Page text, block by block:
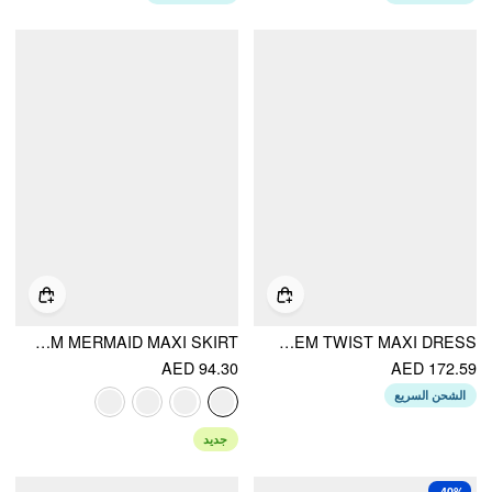
MESH V-NECK FLORAL ASYMMETRICAL HEM TWIST MAXI DRESS
AED 172.59
الشحن السريع
MESH MID RISE FLORAL BOWKNOT LETTUCE TRIM MERMAID MAXI SKIRT
AED 94.30
جديد